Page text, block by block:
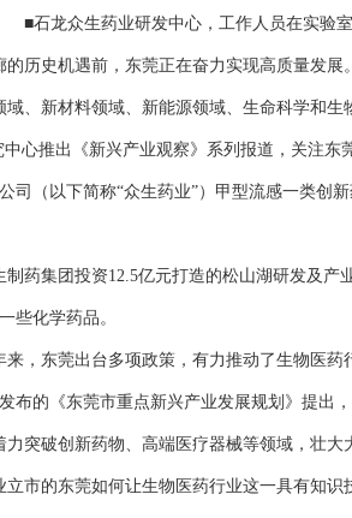
■石龙众生药业研发中心，工作人员在实验
史机遇前，东莞正在奋力实现高质量发展
、新材料领域、新能源领域、生命科学和生
推出《新兴产业观察》系列报道，关注东
（以下简称“众生药业”）甲型流感一类创
集团投资12.5亿元打造的松山湖研发及产
些化学药品。
东莞出台多项政策，有力推动了生物医药
布的《东莞市重点新兴产业发展规划》提
突破创新药物、高端医疗器械等领域，壮大
的东莞如何让生物医药行业这一具有知识